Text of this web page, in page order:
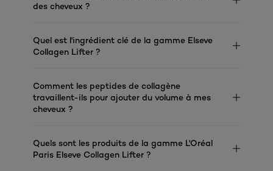
des cheveux ?
Quel est l'ingrédient clé de la gamme Elseve
Collagen Lifter ?
Comment les peptides de collagène
travaillent-ils pour ajouter du volume à mes
cheveux ?
Quels sont les produits de la gamme L'Oréal
Paris Elseve Collagen Lifter ?